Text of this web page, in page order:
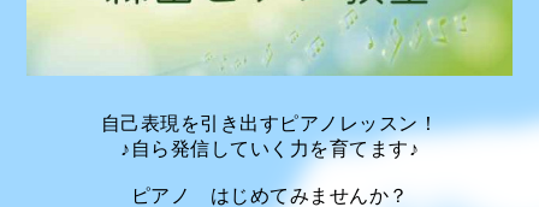
自己表現を引き出すピアノレッスン！
♪自ら発信していく力を育てます♪
ピアノ はじめてみませんか？